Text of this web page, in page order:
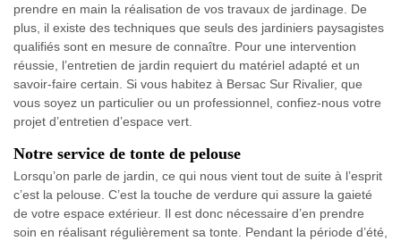
prendre en main la réalisation de vos travaux de jardinage. De
plus, il existe des techniques que seuls des jardiniers paysagistes
qualifiés sont en mesure de connaître. Pour une intervention
réussie, l’entretien de jardin requiert du matériel adapté et un
savoir-faire certain. Si vous habitez à Bersac Sur Rivalier, que
vous soyez un particulier ou un professionnel, confiez-nous votre
projet d’entretien d’espace vert.
Notre service de tonte de pelouse
Lorsqu’on parle de jardin, ce qui nous vient tout de suite à l’esprit
c’est la pelouse. C’est la touche de verdure qui assure la gaieté
de votre espace extérieur. Il est donc nécessaire d’en prendre
soin en réalisant régulièrement sa tonte. Pendant la période d’été,